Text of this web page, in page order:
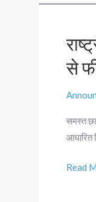
से
समस्त
आधारित
राष्ट्रीय
शिक्षा
नीति
अंतर्गत
परिणाम
शिक्षा
Read